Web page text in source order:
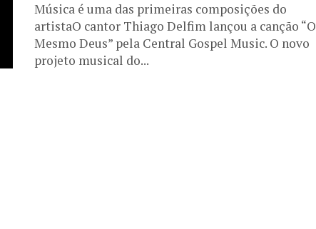
Música é uma das primeiras composições do
artistaO cantor Thiago Delfim lançou a canção “O
Mesmo Deus” pela Central Gospel Music. O novo
projeto musical do...